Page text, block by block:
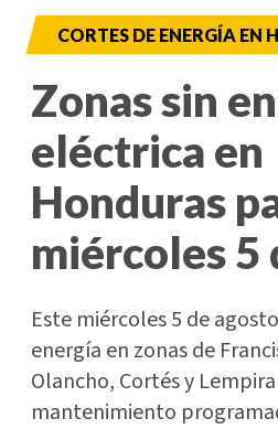
CORTES DE ENERGÍA EN
Zonas sin
eléctrica en
Honduras
miércoles 5
Este miércoles 5 de
energía en zonas de
Olancho, Cortés y
mantenimiento